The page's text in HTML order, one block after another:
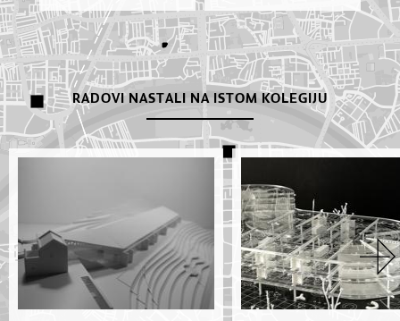
RADOVI NASTALI NA ISTOM KOLEGIJU